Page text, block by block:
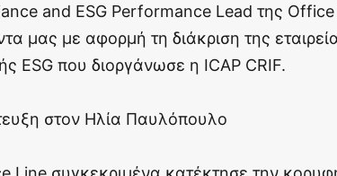
and ESG Performance Lead της
μας με αφορμή τη διάκριση της
ESG που διοργάνωσε η ICAP CRIF.
στον Ηλία Παυλόπουλο